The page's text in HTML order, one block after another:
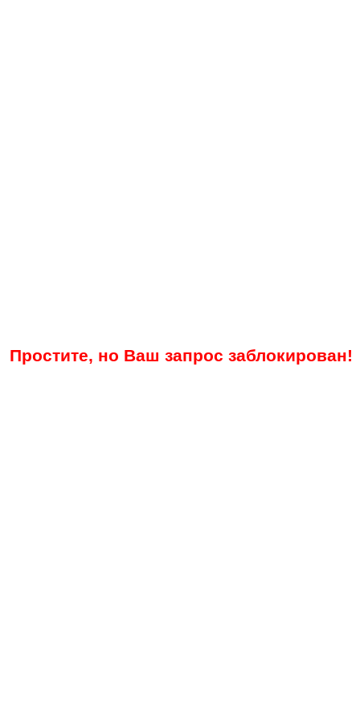
Простите, но Ваш запрос заблокирован!